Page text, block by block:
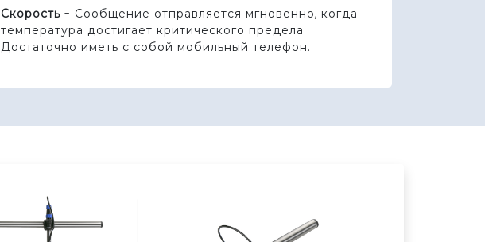
Скорость - Сообщение отправляется мгновенно, когда
температура достигает критического предела.
Достаточно иметь с собой мобильный телефон.